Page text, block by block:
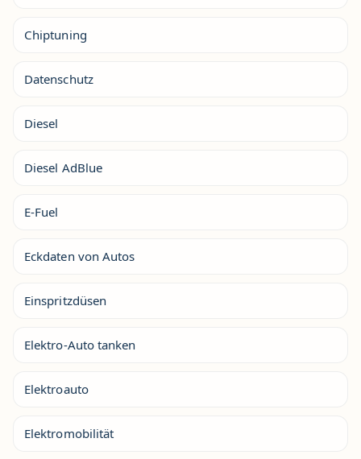
Chiptuning
Datenschutz
Diesel
Diesel AdBlue
E-Fuel
Eckdaten von Autos
Einspritzdüsen
Elektro-Auto tanken
Elektroauto
Elektromobilität